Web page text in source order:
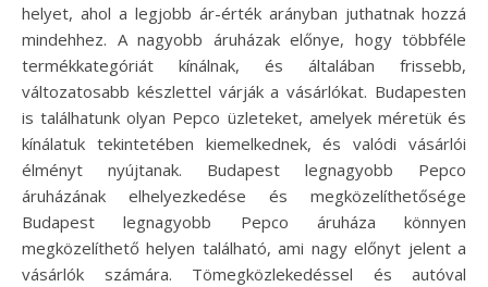
helyet, ahol a legjobb ár-érték arányban juthatnak hozzá
mindehhez. A nagyobb áruházak előnye, hogy többféle
termékkategóriát kínálnak, és általában frissebb,
változatosabb készlettel várják a vásárlókat. Budapesten
is találhatunk olyan Pepco üzleteket, amelyek méretük és
kínálatuk tekintetében kiemelkednek, és valódi vásárlói
élményt nyújtanak. Budapest legnagyobb Pepco
áruházának elhelyezkedése és megközelíthetősége
Budapest legnagyobb Pepco áruháza könnyen
megközelíthető helyen található, ami nagy előnyt jelent a
vásárlók számára. Tömegközlekedéssel és autóval